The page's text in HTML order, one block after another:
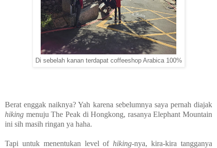
Di sebelah kanan terdapat coffeeshop Arabica 100%
Berat enggak naiknya? Yah karena sebelumnya saya pernah diajak
hiking menuju The Peak di Hongkong, rasanya Elephant Mountain
ini sih masih ringan ya haha.
Tapi untuk menentukan level ofhiking-nya, kira-kira tangganya